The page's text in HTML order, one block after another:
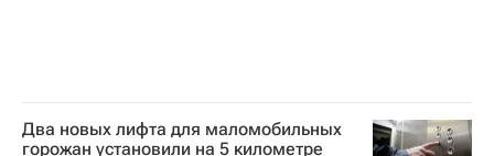
Два новых лифта для маломобильных
горожан установили на 5 километре